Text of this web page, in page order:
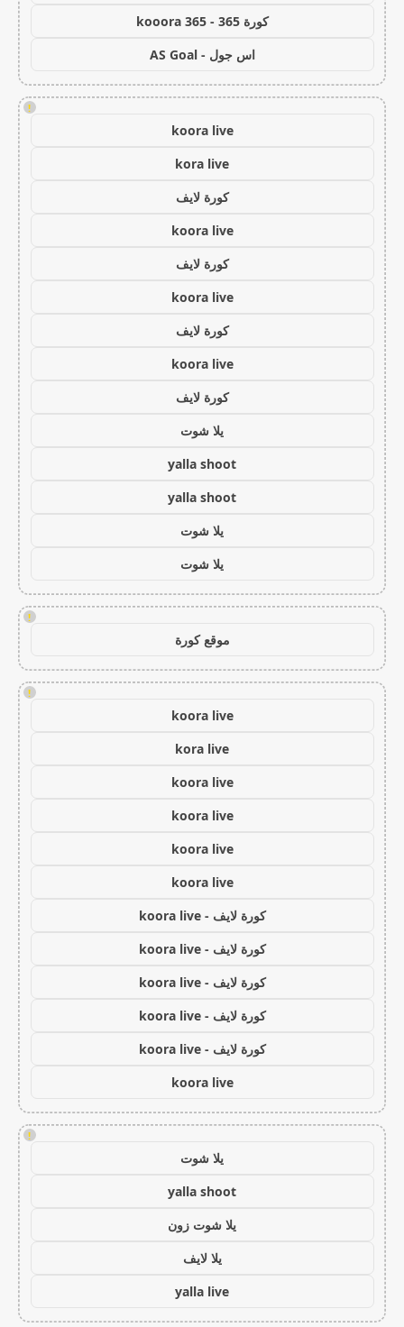
كورة 365 - kooora 365
اس جول - AS Goal
!
koora live
kora live
كورة لايف
koora live
كورة لايف
koora live
كورة لايف
koora live
كورة لايف
يلا شوت
yalla shoot
yalla shoot
يلا شوت
يلا شوت
!
موقع كورة
!
koora live
kora live
koora live
koora live
koora live
koora live
كورة لايف - koora live
كورة لايف - koora live
كورة لايف - koora live
كورة لايف - koora live
كورة لايف - koora live
koora live
!
يلا شوت
yalla shoot
يلا شوت زون
يلا لايف
yalla live